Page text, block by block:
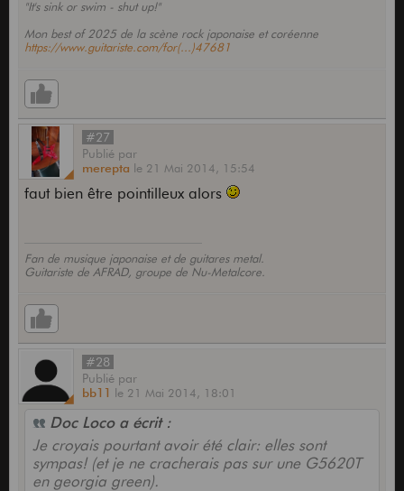
"It's sink or swim - shut up!"
Mon best of 2025 de la scène rock japonaise et coréenne
https://www.guitariste.com/for(...)47681
#27
Publié par
merepta le 21 Mai 2014, 15:54
faut bien être pointilleux alors
Fan de musique japonaise et de guitares metal.
Guitariste de AFRAD, groupe de Nu-Metalcore.
#28
Publié par
bb11 le 21 Mai 2014, 18:01
Doc Loco a écrit :
Je croyais pourtant avoir été clair: elles sont
sympas! (et je ne cracherais pas sur une G5620T
en georgia green).